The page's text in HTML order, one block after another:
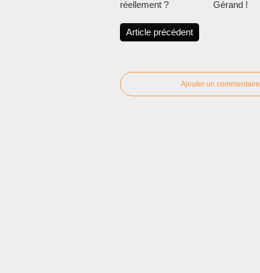
réellement ?
Gérand !
Article précédent
Ajouter un commentaire